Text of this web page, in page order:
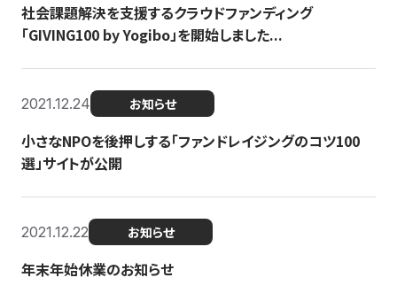
社会課題解決を支援するクラウドファンディング
「GIVING100 by Yogibo」を開始しました...
2021.12.24 お知らせ
小さなNPOを後押しする「ファンドレイジングのコツ100
選」サイトが公開
2021.12.22 お知らせ
年末年始休業のお知らせ